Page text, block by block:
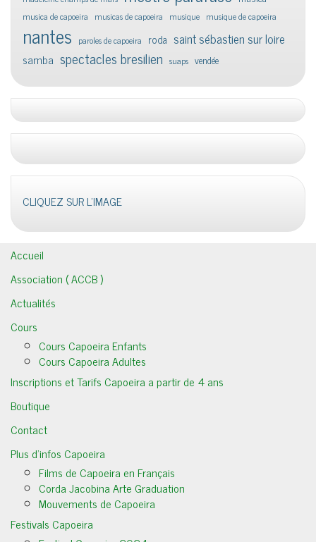
musica de capoeira musicas de capoeira musique musique de capoeira
nantes paroles de capoeira roda saint sébastien sur loire
samba spectacles bresilien suaps vendée
CLIQUEZ SUR L'IMAGE
Accueil
Association ( ACCB )
Actualités
Cours
Cours Capoeira Enfants
Cours Capoeira Adultes
Inscriptions et Tarifs Capoeira a partir de 4 ans
Boutique
Contact
Plus d’infos Capoeira
Films de Capoeira en Français
Corda Jacobina Arte Graduation
Mouvements de Capoeira
Festivals Capoeira